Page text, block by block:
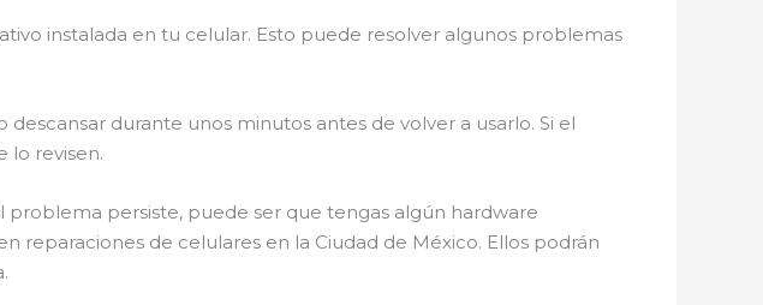
instalada en tu celular. Esto puede resolver algunos problemas
durante unos minutos antes de volver a usarlo. Si el
lo revisen.
problema persiste, puede ser que tengas algún hardware
reparaciones de celulares en la Ciudad de México. Ellos podrán